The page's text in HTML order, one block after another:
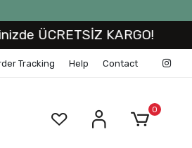
KARGO!
Tracking Help Contact
0